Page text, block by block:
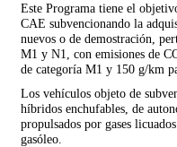
Este Programa tiene el
CAE subvencionando la
nuevos o de demostración,
M1 y N1, con emisiones de
de categoría M1 y 150 g/km
Los vehículos objeto de
híbridos enchufables, de
propulsados por gases
gasóleo.